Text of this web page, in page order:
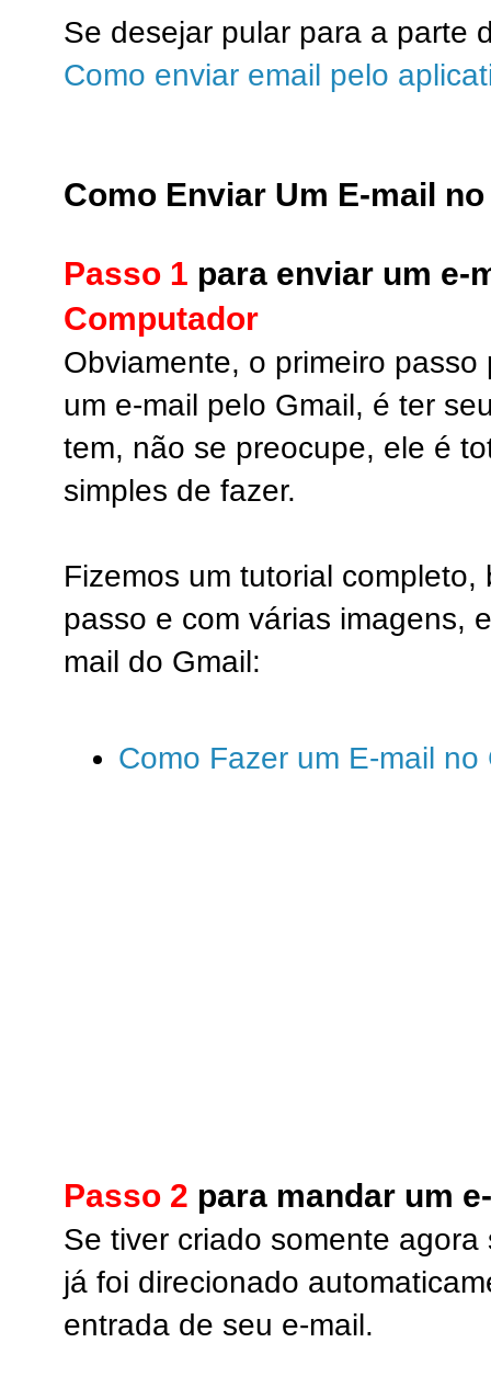
Se desejar pular para a parte
Como enviar email pelo
Como Enviar Um E-mail
Passo 1 para enviar um e-
Computador
Obviamente, o primeiro
um e-mail pelo Gmail, é ter
tem, não se preocupe, ele é
simples de fazer.
Fizemos um tutorial
passo e com várias imagens,
mail do Gmail:
Como Fazer um E-mail no
Passo 2 para mandar um
Se tiver criado somente
já foi direcionado
entrada de seu e-mail.